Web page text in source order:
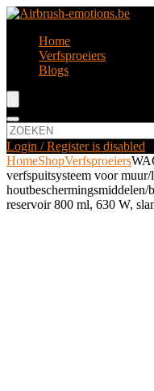
Home
Verfsproeiers
Blogs
Login / Register is disabled
HomeShopVerfsproeiers
verfspuitsysteem voor
houtbeschermingsmiddelen/
reservoir 800 ml, 630 W,